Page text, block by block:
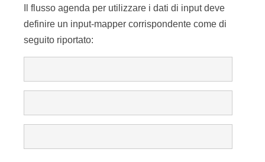
Il flusso agenda per utilizzare i dati di input deve
definire un input-mapper corrispondente come di
seguito riportato: